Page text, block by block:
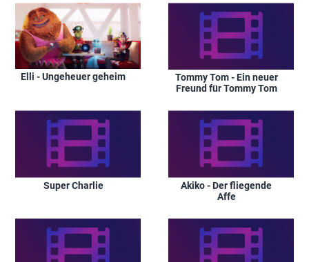
Elli - Ungeheuer geheim
Tommy Tom - Ein neuer
Freund für Tommy Tom
Super Charlie
Akiko - Der fliegende
Affe